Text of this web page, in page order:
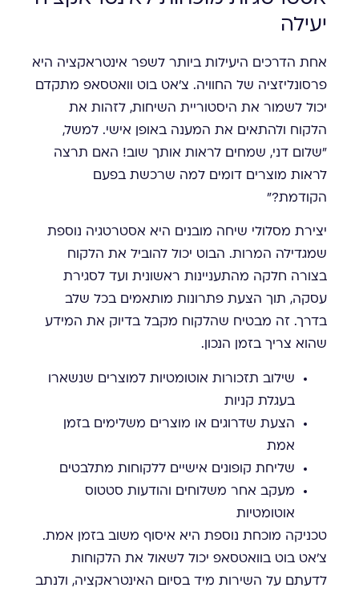
יעילה
אחת הדרכים היעילות ביותר לשפר אינטראקציה היא
פרסונליזציה של החוויה. צ'אט בוט וואטסאפ מתקדם
יכול לשמור את היסטוריית השיחות, לזהות את
הלקוח ולהתאים את המענה באופן אישי. למשל,
"שלום דני, שמחים לראות אותך שוב! האם תרצה
לראות מוצרים דומים למה שרכשת בפעם
הקודמת?"
יצירת מסלולי שיחה מובנים היא אסטרטגיה נוספת
שמגדילה המרות. הבוט יכול להוביל את הלקוח
בצורה חלקה מהתעניינות ראשונית ועד לסגירת
עסקה, תוך הצעת פתרונות מותאמים בכל שלב
בדרך. זה מבטיח שהלקוח מקבל בדיוק את המידע
שהוא צריך בזמן הנכון.
שילוב תזכורות אוטומטיות למוצרים שנשארו
בעגלת קניות
הצעת שדרוגים או מוצרים משלימים בזמן
אמת
שליחת קופונים אישיים ללקוחות מתלבטים
מעקב אחר משלוחים והודעות סטטוס
אוטומטיות
טכניקה מוכחת נוספת היא איסוף משוב בזמן אמת.
צ'אט בוט בוואטסאפ יכול לשאול את הלקוחות
לדעתם על השירות מיד בסיום האינטראקציה, ולנתב